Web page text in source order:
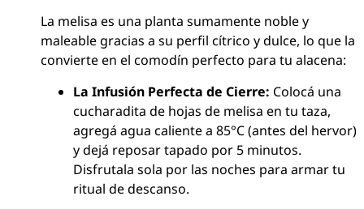
La melisa es una planta sumamente noble y
maleable gracias a su perfil cítrico y dulce, lo que la
convierte en el comodín perfecto para tu alacena:
La Infusión Perfecta de Cierre: Colocá una
cucharadita de hojas de melisa en tu taza,
agregá agua caliente a 85°C (antes del hervor)
y dejá reposar tapado por 5 minutos.
Disfrutala sola por las noches para armar tu
ritual de descanso.